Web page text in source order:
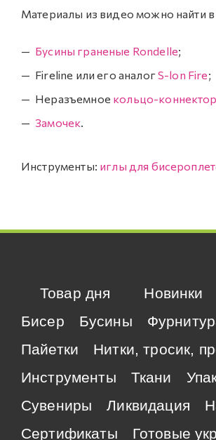
Материалы из видео можно найти в
Бусины граненые Rondelle;
Fireline или его аналогS-lon Fire;
Неразъемное кольцо-коннектор
Замочек.
Инструменты: иглы для
Товар дня Новинки
Бисер
Бусины
Пайетки
Нитки, тросик,
Инструменты
Ткани
Сувениры
Ликвидация
Сертификаты
Готовые